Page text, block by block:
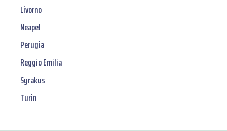
Livorno
Neapel
Perugia
Reggio Emilia
Syrakus
Turin